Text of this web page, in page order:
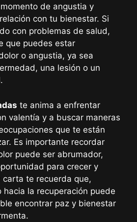
de angustia y
con tu bienestar. Si
con problemas de salud,
que puedes estar
o angustia, ya sea
una lesión o un
te anima a enfrentar
valentía y a buscar maneras
que te están
Es importante recordar
puede ser abrumador,
para crecer y
te recuerda que,
hacia la recuperación puede
encontrar paz y bienestar